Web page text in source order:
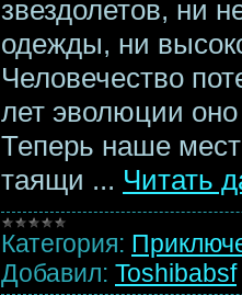
звездолетов, ни
одежды, ни
Человечество
лет эволюции
Теперь наше
таящи ... Читать
Категория:
Добавил: Toshibabsf